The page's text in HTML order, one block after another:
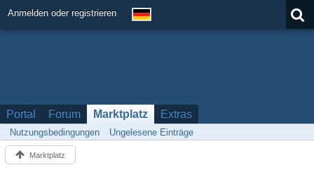
Anmelden oder registrieren
Portal Forum Marktplatz Extras
Nutzungsbedingungen Ungelesene Einträge
Marktplatz